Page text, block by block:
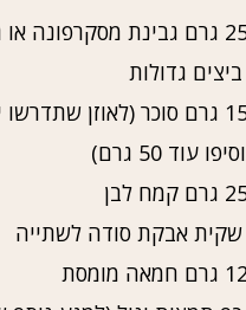
או גבינת שמנת
150 גרם סוכר (לאוזן
עוד 50 גרם)
לבן
מומסת